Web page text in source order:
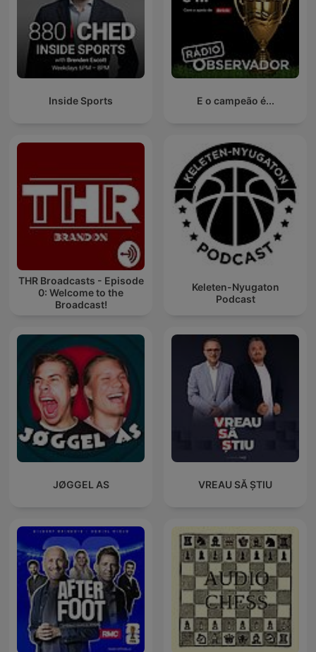
Inside Sports E o campeão é...
THR Broadcasts - Episode
0: Welcome to the
Broadcast!
Keleten-Nyugaton
Podcast
JØGGEL AS VREAU SĂ ȘTIU